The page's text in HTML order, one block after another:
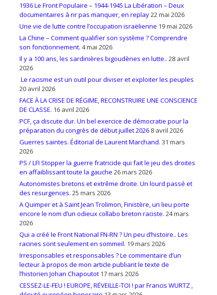
1936 Le Front Populaire – 1944-1945 La Libération – Deux
documentaires à nr pas manquer, en replay22 mai 2026
Une vie de lutte contre l’occupation israëlienne 19 mai 2026
La Chine – Comment qualifier son système ? Comprendre
son fonctionnement. 4 mai 2026
Il y a 100 ans, les sardinières bigoudènes en lutte.. 28 avril
2026
Le racisme est un outil pour diviser et exploiter les peuples
20 avril 2026
FACE À LA CRISE DE RÉGIME, RECONSTRUIRE UNE CONSCIENCE
DE CLASSE. 16 avril 2026
PCF, ça discute dur. Un bel exercice de démocratie pour la
préparation du congrès de début juillet 2026 8 avril 2026
Guerres saintes. Éditorial de Laurent Marchand. 31 mars
2026
PS / LFI Stopper la guerre fratricide qui fait le jeu des droites
en affaiblissant toute la gauche 26 mars 2026
Autonomistes bretons et extrême droite. Un lourd passé et
des resurgences. 25 mars 2026
A Quimper et à Saint Jean Trolimon, Finistère, un lieu porte
encore le nom d’un odieux collabo breton raciste. 24 mars
2026
Qui a créé le Front National FN-RN ? Un peu d’histoire.. Les
racines sont seulement en sommeil. 19 mars 2026
Irresponsables et responsables ? Le commentaire d’un
lecteur à propos de mon article publiant le texte de
l’historien Johan Chapoutot 17 mars 2026
CESSEZ-LE-FEU ! EUROPE, RÉVEILLE-TOI ! par Francis WURTZ ,